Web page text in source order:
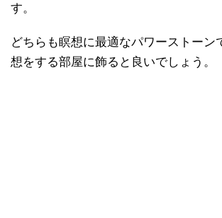
す。
どちらも瞑想に最適なパワーストーン
想をする部屋に飾ると良いでしょう。